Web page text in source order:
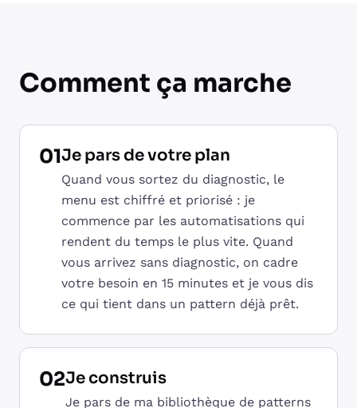
Comment ça marche
01Je pars de votre plan
Quand vous sortez du diagnostic, le
menu est chiffré et priorisé : je
commence par les automatisations qui
rendent du temps le plus vite. Quand
vous arrivez sans diagnostic, on cadre
votre besoin en 15 minutes et je vous dis
ce qui tient dans un pattern déjà prêt.
02Je construis
Je pars de ma bibliothèque de patterns